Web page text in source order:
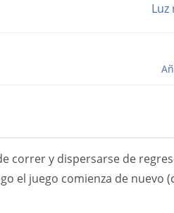
Luz
correr y dispersarse de
el juego comienza de nuevo